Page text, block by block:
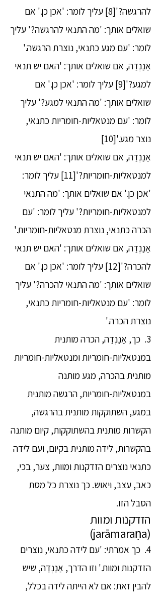
להרגשה?'[8] עליך לומר: 'אכן כן.' אם
שואלים אותך: 'מה התנאי להרגשה?' עליך
לומר: 'עם מגע כתנאי, נוצרת הרגשה.'
אַנַנְדַה, אם שואלים אותך: 'האם יש תנאי
למגע?'[9] עליך לומר: 'אכן כן.' אם
שואלים אותך: 'מה התנאי למגע?' עליך
לומר: 'עם מנטאליות-חומריות כתנאי,
נוצר מגע.'[10]
אַנַנְדַה, אם שואלים אותך: 'האם יש תנאי
למנטאליות-חומריות?'[11] עליך לומר:
'אכן כן.' אם שואלים אותך: 'מה התנאי
למנטאליות-חומריות?' עליך לומר: 'עם
הכרה כתנאי, נוצרת מנטאליות-חומריות.'
אַנַנְדַה, אם שואלים אותך: 'האם יש תנאי
להכרה?'[12] עליך לומר: 'אכן כן.' אם
שואלים אותך: 'מה התנאי להכרה?' עליך
לומר: 'עם מנטאליות-חומריות כתנאי,
נוצרת הכרה.'
3. כך, אַנַנְדַה, הכרה מותנית
במנטאליות-חומריות ומנטאליות-חומריות
מותנית בהכרה, מגע מותנה
במנטאליות-חומריות, הרגשה מותנית
במגע, השתוקקות מותנית בהרגשה,
הקשרות מותנית בהשתוקקות, קיום מותנה
בהקשרות, לידה מותנית בקיום, ועם לידה
כתנאי נוצרים הזדקנות ומוות, צער, בכי,
כאב, עצב, ויאוש. כך נוצרת כל מסת
הסבל הזו.
הזדקנות ומוות
(jarāmaraṇa)
4. כך אמרתי: 'עם לידה כתנאי, נוצרים
הזדקנות ומוות.' וזו הדרך, אַנַנְדַה, שיש
להבין זאת: אם לא הייתה לידה בכלל,